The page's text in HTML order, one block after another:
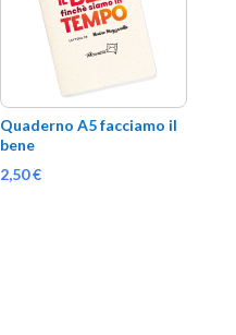
Quaderno A5 facciamo il
bene
2,50€